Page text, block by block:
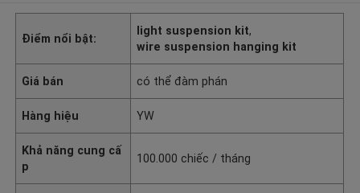
Điểm nổi bật:
light suspension kit,
wire suspension hanging kit
Giá bán có thể đàm phán
Hàng hiệu YW
Khả năng cung cấ
p
100.000 chiếc / tháng